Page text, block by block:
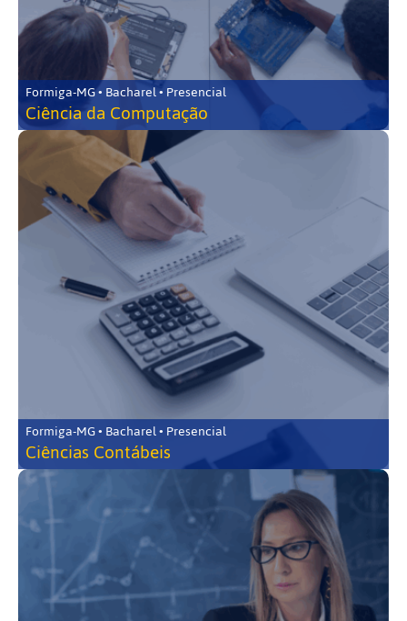
Formiga-MG • Bacharel • Presencial
Ciência da Computação
Formiga-MG • Bacharel • Presencial
Ciências Contábeis